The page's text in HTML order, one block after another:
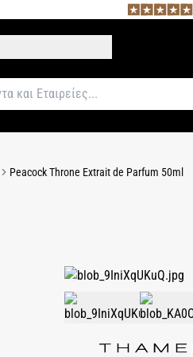
Peacock Throne Extrait de Parfum 50ml